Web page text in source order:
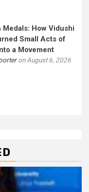
Medals: How Vidushi
Small Acts of
a Movement
on August 6, 2026